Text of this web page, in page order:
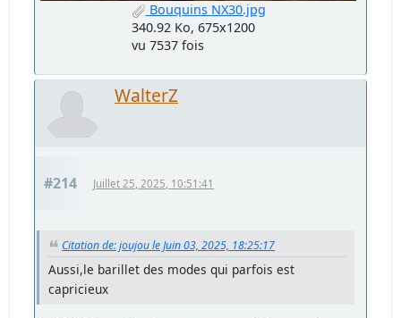
Bouquins NX30.jpg
340.92 Ko, 675x1200
vu 7537 fois
WalterZ
#214 Juillet 25, 2025, 10:51:41
Citation de: joujou le Juin 03, 2025, 18:25:17
Aussi,le barillet des modes qui parfois est
capricieux